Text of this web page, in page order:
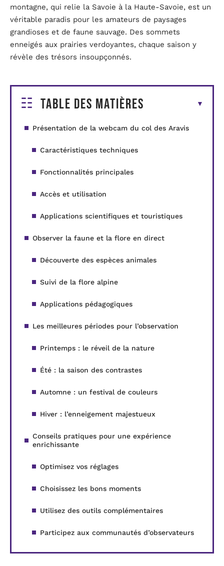
montagne, qui relie la Savoie à la Haute-Savoie, est un
véritable paradis pour les amateurs de paysages
grandioses et de faune sauvage. Des sommets
enneigés aux prairies verdoyantes, chaque saison y
révèle des trésors insoupçonnés.
Table des matières
Présentation de la webcam du col des Aravis
Caractéristiques techniques
Fonctionnalités principales
Accès et utilisation
Applications scientifiques et touristiques
Observer la faune et la flore en direct
Découverte des espèces animales
Suivi de la flore alpine
Applications pédagogiques
Les meilleures périodes pour l’observation
Printemps : le réveil de la nature
Été : la saison des contrastes
Automne : un festival de couleurs
Hiver : l’enneigement majestueux
Conseils pratiques pour une expérience
enrichissante
Optimisez vos réglages
Choisissez les bons moments
Utilisez des outils complémentaires
Participez aux communautés d’observateurs